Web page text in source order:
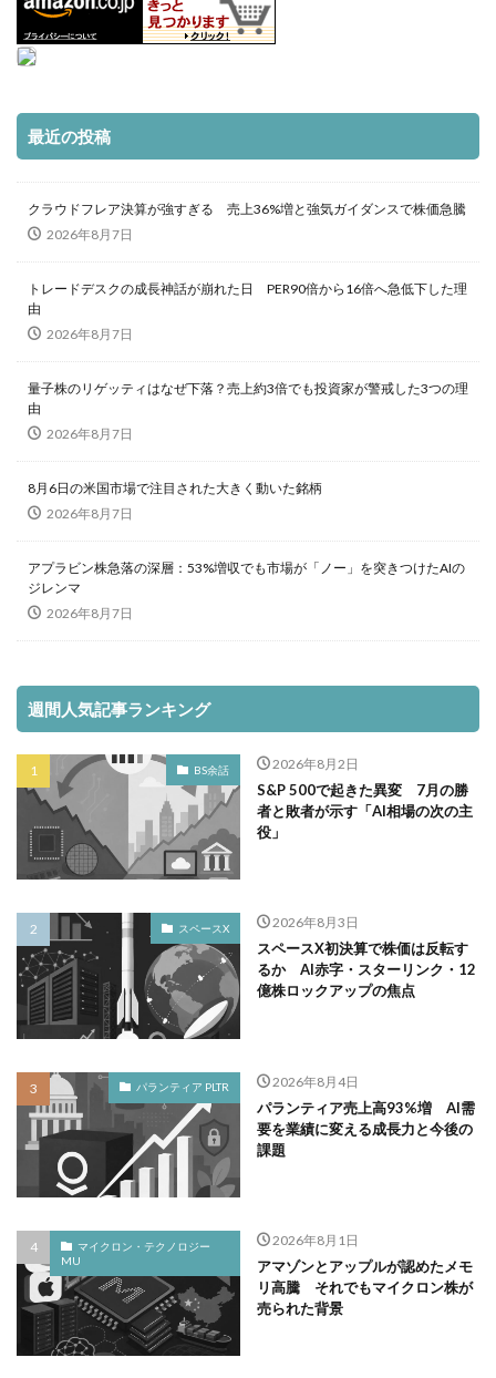
最近の投稿
クラウドフレア決算が強すぎる 売上36%増と強気ガイダンスで株価急騰
2026年8月7日
トレードデスクの成長神話が崩れた日 PER90倍から16倍へ急低下した理
由
2026年8月7日
量子株のリゲッティはなぜ下落？売上約3倍でも投資家が警戒した3つの理
由
2026年8月7日
8月6日の米国市場で注目された大きく動いた銘柄
2026年8月7日
アプラビン株急落の深層：53%増収でも市場が「ノー」を突きつけたAIの
ジレンマ
2026年8月7日
週間人気記事ランキング
BS余話 2026年8月2日
S&P 500で起きた異変 7月の勝
者と敗者が示す「AI相場の次の主
役」
スペースX 2026年8月3日
スペースX初決算で株価は反転す
るか AI赤字・スターリンク・12
億株ロックアップの焦点
パランティア PLTR 2026年8月4日
パランティア売上高93%増 AI需
要を業績に変える成長力と今後の
課題
マイクロン・テクノロジー
MU
2026年8月1日
アマゾンとアップルが認めたメモ
リ高騰 それでもマイクロン株が
売られた背景